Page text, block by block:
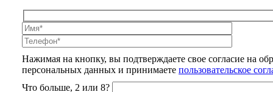
Нажимая на кнопку, вы подтверждаете свое согласие на
персональных данных и принимаете пользовательское
Что больше, 2 или 8?